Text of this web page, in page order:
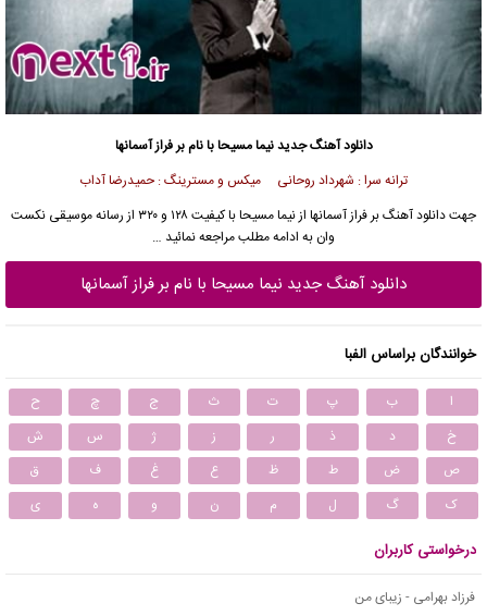
دانلود آهنگ جدیدنیما مسیحا با نام بر فراز آسمانها
ترانه سرا : شهرداد روحانی میکس و مسترینگ : حمیدرضا آداب
جهت دانلود آهنگ بر فراز آسمانها از نیما مسیحا با کیفیت ۱۲۸ و ۳۲۰ از رسانه موسیقی نکست
وان به ادامه مطلب مراجعه نمائید …
دانلود آهنگ جدید نیما مسیحا با نام بر فراز آسمانها
خوانندگان براساس الفبا
ا ب پ ت ث ج چ
ح
خ
د ذ ر ز ژ س
ش
ص
ض ط ظ ع غ ف
ق
ک
گ ل م ن و ه ی
درخواستی کاربران
فرزاد بهرامی - زیبای من